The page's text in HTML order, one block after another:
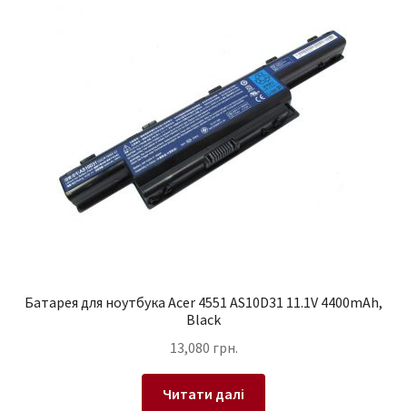
Батарея для ноутбука Acer 4551 AS10D31 11.1V 4400mAh,
Black
13,080 грн.
Читати далі